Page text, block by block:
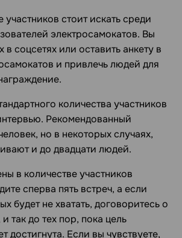
стоит искать среди
электросамокатов. Вы
соцсетях или оставить анкету в
и привлечь людей для
количества участников
Рекомендованный
но в некоторых случаях,
и до двадцати людей.
в количестве участников
сперва пять встреч, а если
будет не хватать, договоритесь о
так до тех пор, пока цель
достигнута. Если вы чувствуете,